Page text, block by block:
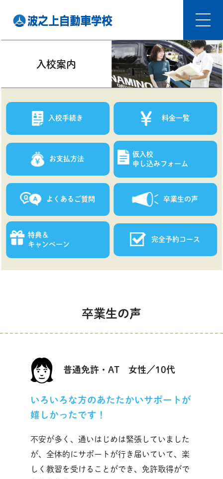
入校案内
入校手続き 料金一覧
お支払方法
仮入校
申し込みフォーム
よくあるご質問 卒業生の声
特典＆
キャンペーン
完全予約コース
卒業生の声
普通免許・AT 女性／10代
いろいろな方のあたたかいサポートが
嬉しかったです！
不安が多く、通いはじめは緊張していました
が、全体的にサポートが行き届いていて、楽
しく教習を受けることができ、免許取得がで